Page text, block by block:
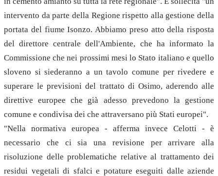
intervento da parte della Regione rispetto alla gestione della
portata del fiume Isonzo. Abbiamo preso atto della risposta
del direttore centrale dell'Ambiente, che ha informato la
Commissione che nei prossimi mesi lo Stato italiano e quello
sloveno si siederanno a un tavolo comune per rivedere e
superare le previsioni del trattato di Osimo, aderendo alle
direttive europee che già adesso prevedono la gestione
comune e condivisa dei che attraversano più Stati europei".
"Nella normativa europea - afferma invece Celotti - è
necessario che ci sia una revisione per arrivare alla
risoluzione delle problematiche relative al trattamento dei
residui vegetali di sfalci e potature eseguiti dalle aziende